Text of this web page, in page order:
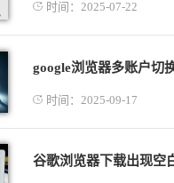
时间：2025-07-22
时间：2025-09-17